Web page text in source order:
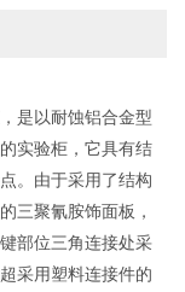
是以耐蚀铝合金型
实验柜，它具有结
。由于采用了结构
三聚氰胺饰面板，
部位三角连接处采
采用塑料连接件的